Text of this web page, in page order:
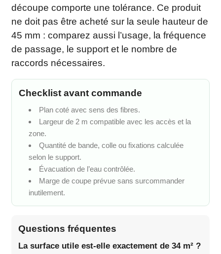
découpe comporte une tolérance. Ce produit
ne doit pas être acheté sur la seule hauteur de
45 mm : comparez aussi l’usage, la fréquence
de passage, le support et le nombre de
raccords nécessaires.
Checklist avant commande
Plan coté avec sens des fibres.
Largeur de 2 m compatible avec les accès et la
zone.
Quantité de bande, colle ou fixations calculée
selon le support.
Évacuation de l’eau contrôlée.
Marge de coupe prévue sans surcommander
inutilement.
Questions fréquentes
La surface utile est-elle exactement de 34 m² ?